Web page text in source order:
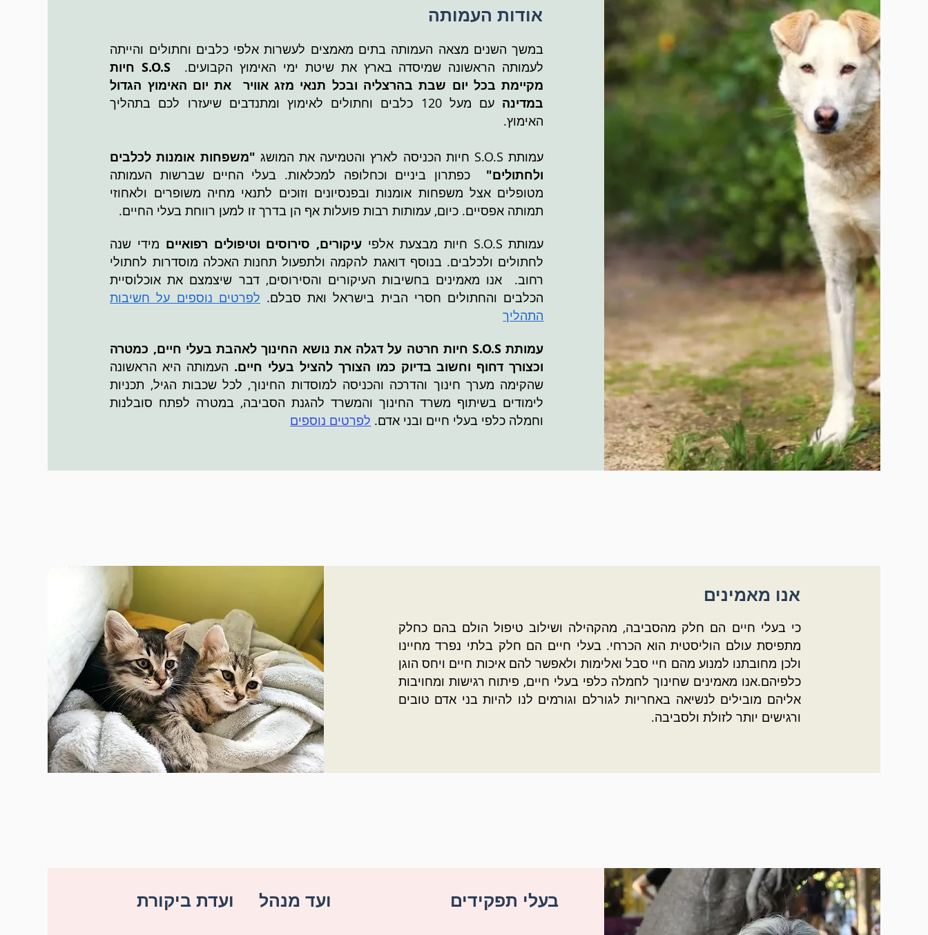
אודות העמותה
במשך השנים מצאה העמותה בתים מאמצים לעשרות אלפי כלבים וחתולים והייתה
לעמותה הראשונה שמיסדה בארץ את שיטת ימי האימוץ הקבועים.
S.O.S חיות
מקיימת בכל יום שבת בהרצליה ובכל תנאי מזג אוויר את יום האימוץ הגדול
במדינה
עם מעל 120 כלבים וחתולים לאימוץ ומתנדבים שיעזרו לכם בתהליך
האימוץ.
עמותת S.O.S חיות הכניסה לארץ והטמיעה את המושג
"משפחות אומנות לכלבים
ולחתולים"
כפתרון ביניים וכחלופה למכלאות. בעלי החיים שברשות העמותה
מטופלים אצל משפחות אומנות ובפנסיונים וזוכים לתנאי מחיה משופרים ולאחוזי
תמותה אפסיים. כיום, עמותות רבות פועלות אף הן בדרך זו למען רווחת בעלי החיים.
עמותת S.O.S חיות מבצעת אלפי
עיקורים, סירוסים וטיפולים רפואיים מידי שנה
לחתולים ולכלבים. בנוסף דואגת להקמה ולתפעול תחנות האכלה מוסדרות לחתולי
רחוב. אנו מאמינים בחשיבות העיקורים והסירוסים, דבר שיצמצם את אוכלוסיית
הכלבים והחתולים חסרי הבית בישראל ואת סבלם. לפרטים נוספים על חשיבות
התהליך
עמותת S.O.S חיות חרטה על דגלה את נושא החינוך לאהבת בעלי חיים, כמטרה
וכצורך דחוף וחשוב בדיוק כמו הצורך להציל בעלי חיים. העמותה היא הראשונה
שהקימה מערך חינוך והדרכה והכניסה למוסדות החינוך, לכל שכבות הגיל, תכניות
לימודים בשיתוף משרד החינוך והמשרד להגנת הסביבה, במטרה לפתח סובלנות
וחמלה כלפי בעלי חיים ובני אדם. לפרטים נוספים
אנו מאמינים
כי בעלי חיים הם חלק מהסביבה, מהקהילה ושילוב טיפול הולם בהם כחלק
מתפיסת עולם הוליסטית הוא הכרחי. בעלי חיים הם חלק בלתי נפרד מחיינו
ולכן מחובתנו למנוע מהם חיי סבל ואלימות ולאפשר להם איכות חיים ויחס הוגן
כלפיהם.אנו מאמינים שחינוך לחמלה כלפי בעלי חיים, פיתוח רגישות ומחויבות
אליהם מובילים לנשיאה באחריות לגורלם וגורמים לנו להיות בני אדם טובים
ורגישים יותר לזולת ולסביבה.
ועדת ביקורת ועד מנהל בעלי תפקידים